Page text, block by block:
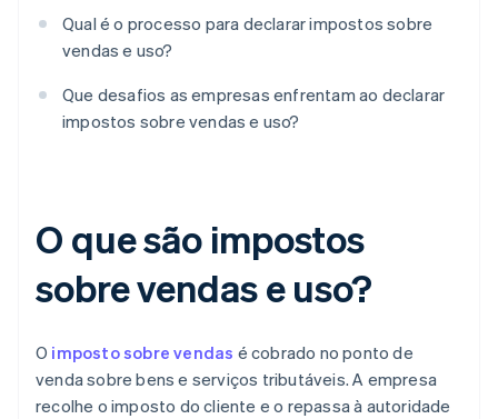
Qual é o processo para declarar impostos sobre
vendas e uso?
Que desafios as empresas enfrentam ao declarar
impostos sobre vendas e uso?
O que são impostos
sobre vendas e uso?
O imposto sobre vendas é cobrado no ponto de
venda sobre bens e serviços tributáveis. A empresa
recolhe o imposto do cliente e o repassa à autoridade